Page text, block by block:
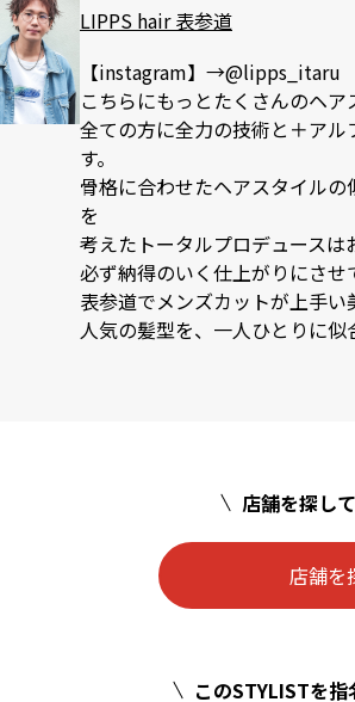
LIPPS hair 表参道
【instagram】→@lipps_itaru
こちらにもっとたくさんのヘア
全ての方に全力の技術と＋ア
す。
骨格に合わせたヘアスタイル
を
考えたトータルプロデュースは
必ず納得のいく仕上がりにさせ
表参道でメンズカットが上手い
人気の髪型を、一人ひとりに似
店舗を探し
店舗を
このSTYLISTを